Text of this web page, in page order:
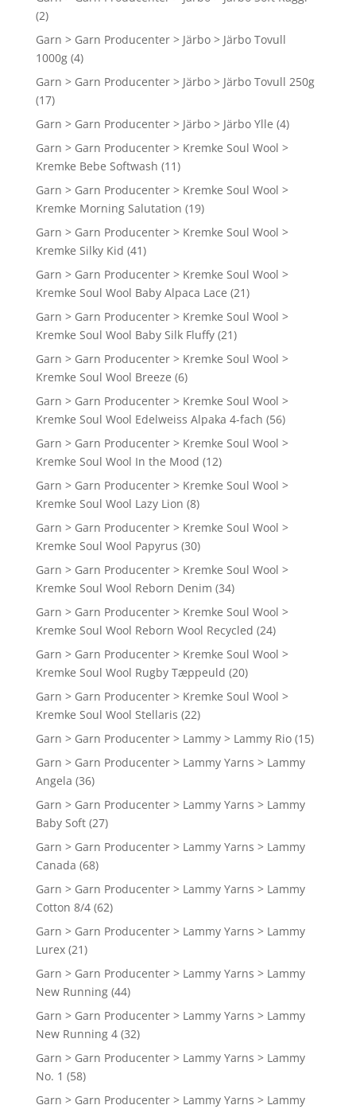
(2)
Garn > Garn Producenter > Järbo > Järbo Tovull
1000g (4)
Garn > Garn Producenter > Järbo > Järbo Tovull 250g
(17)
Garn > Garn Producenter > Järbo > Järbo Ylle (4)
Garn > Garn Producenter > Kremke Soul Wool >
Kremke Bebe Softwash (11)
Garn > Garn Producenter > Kremke Soul Wool >
Kremke Morning Salutation (19)
Garn > Garn Producenter > Kremke Soul Wool >
Kremke Silky Kid (41)
Garn > Garn Producenter > Kremke Soul Wool >
Kremke Soul Wool Baby Alpaca Lace (21)
Garn > Garn Producenter > Kremke Soul Wool >
Kremke Soul Wool Baby Silk Fluffy (21)
Garn > Garn Producenter > Kremke Soul Wool >
Kremke Soul Wool Breeze (6)
Garn > Garn Producenter > Kremke Soul Wool >
Kremke Soul Wool Edelweiss Alpaka 4-fach (56)
Garn > Garn Producenter > Kremke Soul Wool >
Kremke Soul Wool In the Mood (12)
Garn > Garn Producenter > Kremke Soul Wool >
Kremke Soul Wool Lazy Lion (8)
Garn > Garn Producenter > Kremke Soul Wool >
Kremke Soul Wool Papyrus (30)
Garn > Garn Producenter > Kremke Soul Wool >
Kremke Soul Wool Reborn Denim (34)
Garn > Garn Producenter > Kremke Soul Wool >
Kremke Soul Wool Reborn Wool Recycled (24)
Garn > Garn Producenter > Kremke Soul Wool >
Kremke Soul Wool Rugby Tæppeuld (20)
Garn > Garn Producenter > Kremke Soul Wool >
Kremke Soul Wool Stellaris (22)
Garn > Garn Producenter > Lammy > Lammy Rio (15)
Garn > Garn Producenter > Lammy Yarns > Lammy
Angela (36)
Garn > Garn Producenter > Lammy Yarns > Lammy
Baby Soft (27)
Garn > Garn Producenter > Lammy Yarns > Lammy
Canada (68)
Garn > Garn Producenter > Lammy Yarns > Lammy
Cotton 8/4 (62)
Garn > Garn Producenter > Lammy Yarns > Lammy
Lurex (21)
Garn > Garn Producenter > Lammy Yarns > Lammy
New Running (44)
Garn > Garn Producenter > Lammy Yarns > Lammy
New Running 4 (32)
Garn > Garn Producenter > Lammy Yarns > Lammy
No. 1 (58)
Garn > Garn Producenter > Lammy Yarns > Lammy